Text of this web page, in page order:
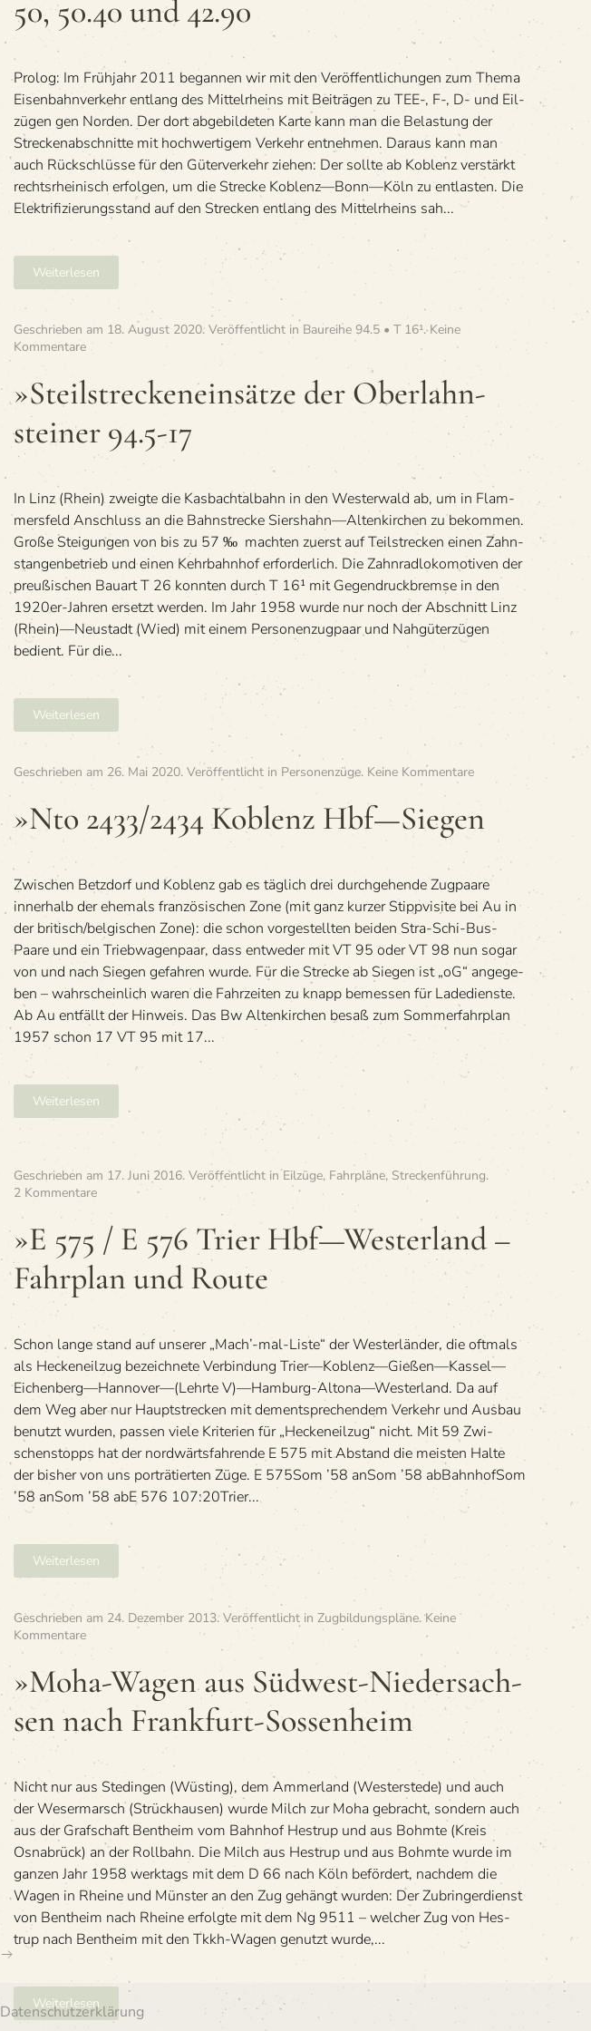
Umlauf­
pläne
50,
50.40
und
42.90
50, 50.40 und 42.90
Pro­log: Im Früh­jahr 2011 began­nen wir mit den Ver­öf­fent­li­chun­gen zum Thema
Eisen­bahn­ver­kehr ent­lang des Mit­tel­rheins mit Bei­trä­gen zu TEE-, F-, D- und Eil­
zü­gen gen Nor­den. Der dort abge­bil­de­ten Karte kann man die Belas­tung der
Stre­cken­ab­schnitte mit hoch­wer­ti­gem Ver­kehr ent­neh­men. Dar­aus kann man
auch Rück­schlüsse für den Güter­ver­kehr zie­hen: Der sollte ab Koblenz ver­stärkt
rechts­rhei­nisch erfol­gen, um die Stre­cke Koblenz—Bonn—Köln zu entlasten. Die
Elek­tri­fi­zie­rungs­stand auf den Stre­cken ent­lang des Mit­tel­rheins sah...
Weiterlesen
Geschrieben am 18. August 2020. Veröffentlicht in Baureihe 94.5 • T 16¹.Keine
Kommentarezu
cken­
sätze
Ober­
stei­
ner
94.5-
17
»Steil­stre­cken­ein­sätze der Ober­lahn­
stei­ner 94.5-17
In Linz (Rhein) zweigte die Kas­bach­tal­bahn in den Wes­ter­wald ab, um in Flam­
mers­feld Anschluss an die Bahn­stre­cke Siershahn—Altenkirchen zu bekom­men.
Große Stei­gun­gen von bis zu 57 ‰ mach­ten zuerst auf Teil­stre­cken einen Zahn­
stan­gen­be­trieb und einen Kehr­bahn­hof erfor­der­lich. Die Zahn­rad­lo­ko­mo­ti­ven der
preu­ßi­schen Bau­art T 26 konn­ten durch T 16¹ mit Gegen­druck­bremse in den
1920er-Jah­ren ersetzt wer­den. Im Jahr 1958 wurde nur noch der Abschnitt Linz
(Rhein)—Neustadt (Wied) mit einem Per­so­nen­zug­paar und Nah­gü­ter­zü­gen
bedient. Für die...
Weiterlesen
Geschrieben am 26. Mai 2020. Veröffentlicht in Personenzüge. Keine Kommentarezu
»Nto
Koblenz
Siegen
»Nto 2433/2434 Koblenz Hbf—Siegen
Zwi­schen Betz­dorf und Koblenz gab es täg­lich drei durch­ge­hende Zug­paare
inner­halb der ehe­mals fran­zö­si­schen Zone (mit ganz kur­zer Stipp­vi­site bei Au in
der britisch/belgischen Zone): die schon vor­ge­stell­ten bei­den Stra-Schi-Bus-
Paare und ein Trieb­wa­gen­paar, dass ent­we­der mit VT 95 oder VT 98 nun sogar
von und nach Sie­gen gefah­ren wurde. Für die Stre­cke ab Sie­gen ist „oG“ ange­ge­
ben – wahr­schein­lich waren die Fahr­zei­ten zu knapp bemes­sen für Lade­dienste.
Ab Au ent­fällt der Hinweis. Das Bw Alten­kir­chen besaß zum Som­mer­fahr­plan
1957 schon 17 VT 95 mit 17...
Weiterlesen
Geschrieben am 17. Juni 2016. Veröffentlicht inEilzüge, Fahrpläne, Streckenführung.
2 Kommentarezu
575
E 576
Trier
Hbf
Westerland
–
Fahr­
plan
und Route
»E 575 / E 576 Trier Hbf—Westerland –
Fahr­plan und Route
Schon lange stand auf unse­rer „Mach’-mal-Liste“ der Wes­ter­län­der, die oft­mals
als Hecken­eil­zug bezeich­nete Ver­bin­dung Trier—Koblenz—Gießen—Kassel—
Eichenberg—Hannover—(Lehrte V)—Hamburg-Altona—Westerland. Da auf
dem Weg aber nur Haupt­stre­cken mit dem­entspre­chen­dem Ver­kehr und Aus­bau
benutzt wur­den, pas­sen viele Kri­te­rien für „Hecken­eil­zug“ nicht. Mit 59 Zwi­
schen­stopps hat der nord­wärts­fah­rende E 575 mit Abstand die meis­ten Halte
der bis­her von uns por­trä­tier­ten Züge. E 575Som ’58 anSom ’58 abBahn­hofSom
’58 anSom ’58 abE 576 107:20Trier...
Weiterlesen
Geschrieben am 24. Dezember 2013. Veröffentlicht in Zugbildungspläne.Keine
Kommentarezu
»Moha-
Wagen
aus
Süd­
west-
Nie­
sach­
sen
nach
Frankfurt-
Sossenheim
»Moha-Wagen aus Süd­west-Nie­der­sach­
sen nach Frankfurt-Sossenheim
Nicht nur aus Ste­din­gen (Wüs­ting), dem Ammer­land (Wes­ter­s­tede) und auch
der Weser­marsch (Strück­hausen) wurde Milch zur Moha gebracht, son­dern auch
aus der Graf­schaft Bent­heim vom Bahn­hof Hes­trup und aus Bohmte (Kreis
Osna­brück) an der Rollbahn. Die Milch aus Hes­trup und aus Bohmte wurde im
gan­zen Jahr 1958 werk­tags mit dem D 66 nach Köln beför­dert, nach­dem die
Wagen in Rheine und Müns­ter an den Zug gehängt wurden: Der Zubrin­ger­dienst
von Bent­heim nach Rheine erfolgte mit dem Ng 9511 – wel­cher Zug von Hes­
trup nach Bent­heim mit den Tkkh-Wagen genutzt wurde,...
Weiterlesen
Datenschutzerklärung